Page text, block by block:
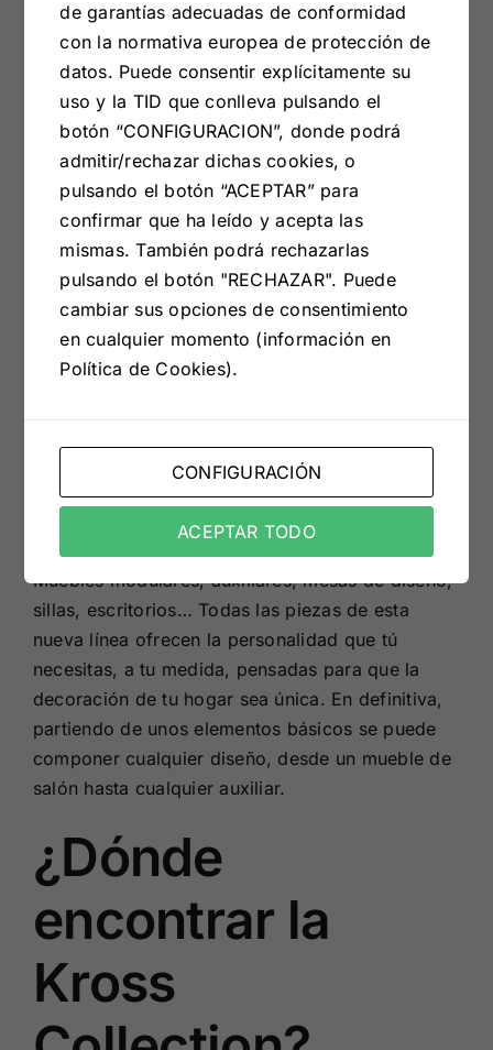
¿Qué tiene la
Kross
Collection?
eligiendo entre la variedad de módulos y colores
que incluye el catálogo. Es decir, aquí tú eres el
que diseña tu propio hogar, pero siempre
contando con la
Muebles modulares, auxiliares, mesas de diseño,
sillas, escritorios… Todas las piezas de esta
nueva línea ofrecen la personalidad que tú
necesitas, a tu medida, pensadas para que la
decoración de tu hogar sea única. En definitiva,
partiendo de unos elementos básicos se puede
componer cualquier diseño, desde un mueble de
salón hasta cualquier auxiliar.
¿Dónde
encontrar la
Kross
de garantías adecuadas de conformidad
con la normativa europea de protección de
datos. Puede consentir explícitamente su
uso y la TID que conlleva pulsando el
botón “CONFIGURACION”, donde podrá
admitir/rechazar dichas cookies, o
pulsando el botón “ACEPTAR” para
confirmar que ha leído y acepta las
mismas. También podrá rechazarlas
pulsando el botón "RECHAZAR". Puede
cambiar sus opciones de consentimiento
en cualquier momento (información en
Política de Cookies).
CONFIGURACIÓN
ACEPTAR TODO